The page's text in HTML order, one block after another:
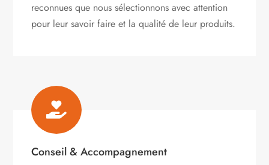
reconnues que nous sélectionnons avec attention
pour leur savoir faire et la qualité de leur produits.

Conseil & Accompagnement